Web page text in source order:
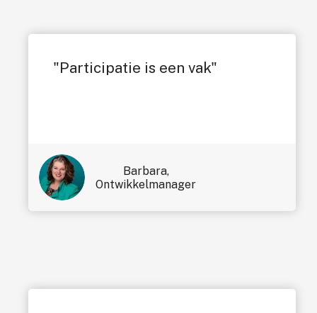
"Participatie is een vak"
Barbara,
Ontwikkelmanager